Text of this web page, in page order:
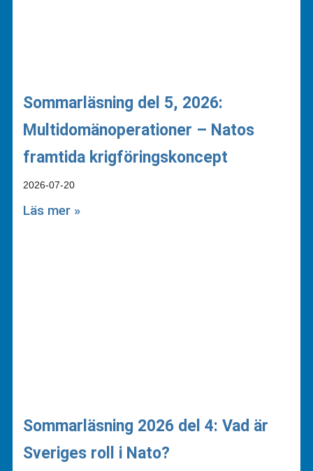
Sommarläsning del 5, 2026:
Multidomänoperationer – Natos
framtida krigföringskoncept
2026-07-20
Läs mer »
Sommarläsning 2026 del 4: Vad är
Sveriges roll i Nato?